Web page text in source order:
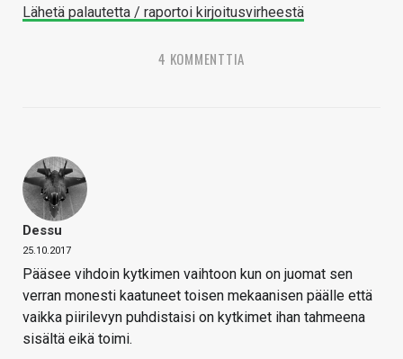
Lähetä palautetta / raportoi kirjoitusvirheestä
4 KOMMENTTIA
Dessu
25.10.2017
Pääsee vihdoin kytkimen vaihtoon kun on juomat sen
verran monesti kaatuneet toisen mekaanisen päälle että
vaikka piirilevyn puhdistaisi on kytkimet ihan tahmeena
sisältä eikä toimi.